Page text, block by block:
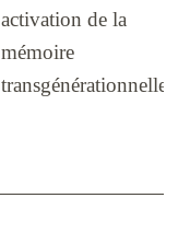
activation de la
mémoire
transgénérationnelle